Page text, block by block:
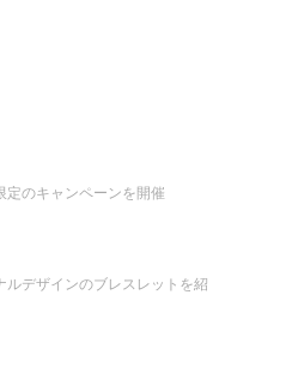
定のキャンペーンを開催
ルデザインのブレスレットを紹